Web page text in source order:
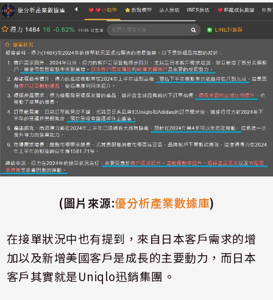
(圖片來源:優分析產業數據庫)
在接單狀況中也有提到，來自日本客戶需求的增
加以及新增美國客戶是成長的主要動力，而日本
客戶其實就是Uniqlo迅銷集團。